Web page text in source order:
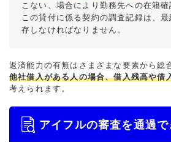
こない、場合により勤務先への在籍確
この貸付に係る契約の調査記録は、
存しなければなりません。
返済能力の有無はさまざまな要素から総
他社借入がある人の場合、借入残高や借
考えられます。
アイフルの審査を通過